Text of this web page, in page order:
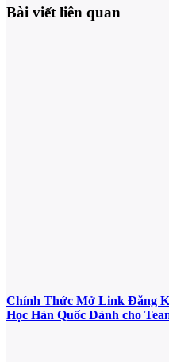
Bài viết liên quan
Chính Thức Mở Link Đăng
Học Hàn Quốc Dành cho